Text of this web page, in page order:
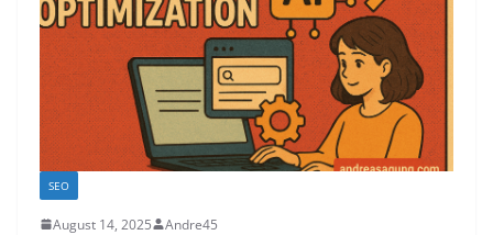
SEO
August 14, 2025 Andre45